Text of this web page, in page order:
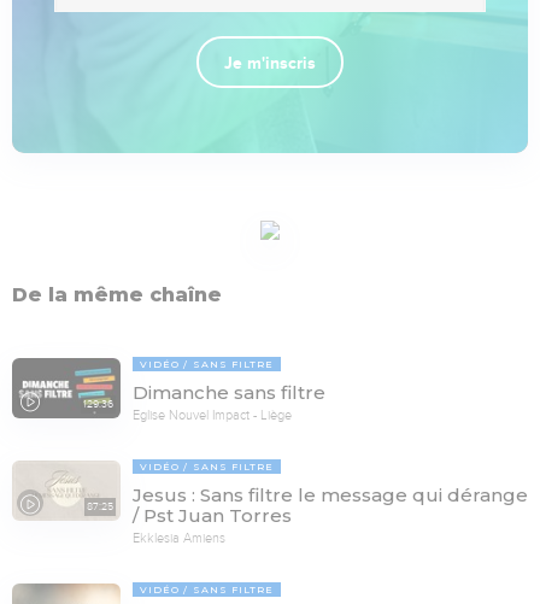
Je m'inscris
De la même chaîne
129:36
VIDÉO SANS FILTRE
Dimanche sans filtre
Eglise Nouvel Impact - Liège
87:25
VIDÉO SANS FILTRE
Jesus : Sans filtre le message qui dérange
/ Pst Juan Torres
Ekklesia Amiens
VIDÉO SANS FILTRE